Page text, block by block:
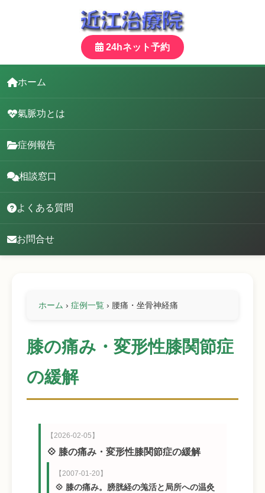
24hネット予約
ホーム
氣脈功とは
症例報告
相談窓口
よくある質問
お問合せ
ホーム › 症例一覧 › 腰痛・坐骨神経痛
膝の痛み・変形性膝関節症
の緩解
【2026-02-05】
💠 膝の痛み・変形性膝関節症の緩解
【2007-01-20】
💠 膝の痛み。膀胱経の羗活と局所への温灸